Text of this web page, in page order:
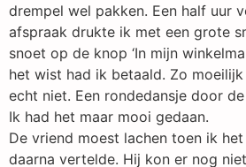
drempel wel pakken. Een half uur
afspraak drukte ik met een grote
snoet op de knop ‘In mijn
het wist had ik betaald. Zo
echt niet. Een rondedansje door
Ik had het maar mooi gedaan.
De vriend moest lachen toen ik
daarna vertelde. Hij kon er nog